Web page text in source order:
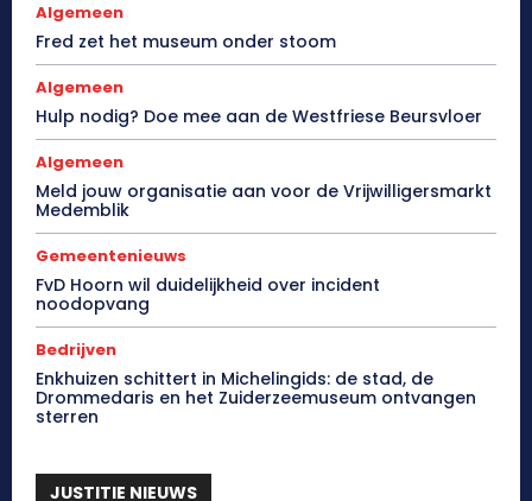
Algemeen
Fred zet het museum onder stoom
Algemeen
Hulp nodig? Doe mee aan de Westfriese Beursvloer
Algemeen
Meld jouw organisatie aan voor de Vrijwilligersmarkt
Medemblik
Gemeentenieuws
FvD Hoorn wil duidelijkheid over incident
noodopvang
Bedrijven
Enkhuizen schittert in Michelingids: de stad, de
Drommedaris en het Zuiderzeemuseum ontvangen
sterren
JUSTITIE NIEUWS